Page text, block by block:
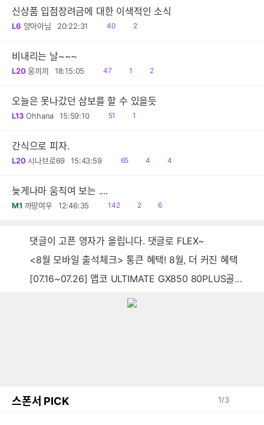
신상품 입점장려금에 대한 이색적인 소식
L6 양아아님 20:22:31
읽
40
공
2
비내리는 날~~~
L20 웅끼끼 18:15:05
읽
47
공1
댓
2
오늘은 못나갔던 삼보를 할 수 있을듯
L13 Ohhana 15:59:10
읽
51
댓1
간식으로 피자.
L20 시나브로69 15:43:59
읽
65
공
4
댓
4
늦게나마 움직여 보는 ....
M1 까망여우 12:46:35
읽
142
공
2
댓
6
댓글이 고픈 영자가 올립니다. 댓글로 FLEX~
<8월 모바일 출석체크> 통큰 혜택! 8월, 더 커진 혜택
[07.16~07.26] 앱코 ULTIMATE GX850 80PLUS골드 풀모듈러 ATX3.0 블랙
스폰서 PICK 1/3